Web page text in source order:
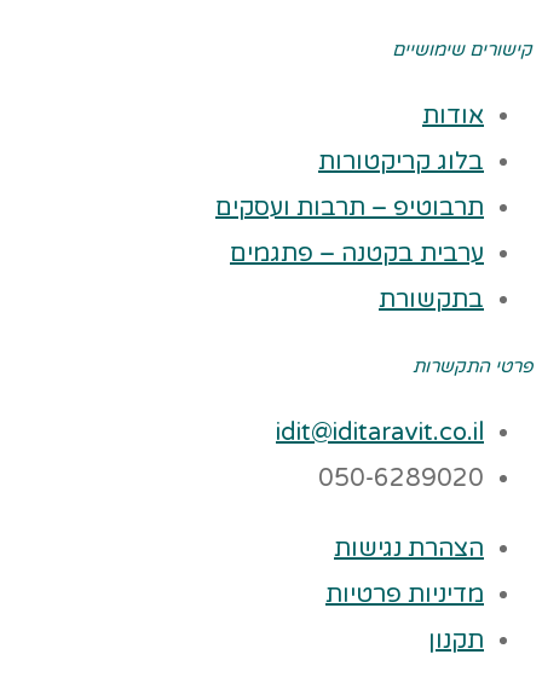
קישורים שימושיים
אודות
בלוג קריקטורות
תרבוטיפ – תרבות ועסקים
ערבית בקטנה – פתגמים
בתקשורת
פרטי התקשרות
idit@iditaravit.co.il
050-6289020
הצהרת נגישות
מדיניות פרטיות
תקנון